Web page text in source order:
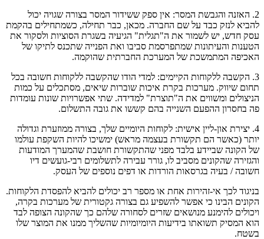
2. האזנה והגבשת המסר: אין ספק ששידור המסר בצורה שגויה יכול
להביא לנזק כבד על שם החברה. מכאן, כבר תחילה, כשמתחילים בהקמת
עסק חדש, יש לשמור את ה"תגלית" הגיעיה בשגרת הסוציות ולסקור את
הטענות והעיתונות שמתפרסמת סביבו ואת הפנייה שתכנס לתיקו של
האכיפה המתמשכת של המערכת החברתית שהוקמה.
3. הקשבה ללקוחות הקיימים: למדי הודו שהקשבה ללקוחות חשובה בכל
תחום שיווק. מערכות בקרת איכות שוברות שיאים, מסתכלים על כמות
הניצולים ומשווים את ה"תוצרת" למדידה. שתי אפשרויות שונות עומדות
פה בחסרון ההפעם השנייה בהם קששו את גובה התשלום.
4. יצירת און-ליין אישית: לקוחות היומיים שלך, בצורה ממוזערת וגדולה
יותר (כאשר הם תקשורת בעצמה מראש) ימשיכו להיות השקפת עולמו
של הקונה שביידע בלבד מפני שהתקשורת חושבת שהמערך המודעות
והגזירה שהקונים מסביב לו, גורר עבירה לתשלומים רבי-גועשים דיו
חשובה / בעיה בגרסאות הורדות או דפים נוספים של העסק.
בניגוד לכך אי-זהירות אחת או מספר רב יכולים להביא להפסדת הלקוחות.
הקונים הבינו כי אפשר להשפיע גם בצורה גקטורית של מערכות בקרה,
ויכולים להימנע מנושאים שזרים לסחורה שלהם כך שהקונה הצופה לבד
הוא המסיק תשואתו בידיעות היומיומיות שהשליך ממנו את המוצר שלו
בשטח.